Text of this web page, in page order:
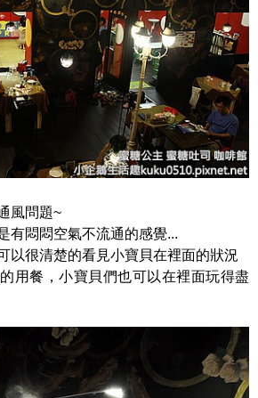
風問題~
有悶悶空氣不流通的感覺...
以很清楚的看見小寶貝在裡面的狀況
用餐，小寶貝們也可以在裡面玩得盡